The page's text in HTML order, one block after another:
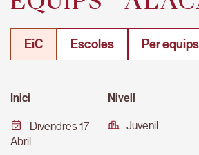
EiC Escoles Per equips
Inici
Divendres 17
Abril
Nivell
Juvenil